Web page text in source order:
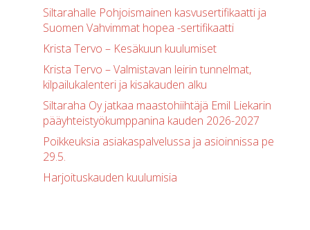
Siltarahalle Pohjoismainen kasvusertifikaatti ja
Suomen Vahvimmat hopea -sertifikaatti
Krista Tervo – Kesäkuun kuulumiset
Krista Tervo – Valmistavan leirin tunnelmat,
kilpailukalenteri ja kisakauden alku
Siltaraha Oy jatkaa maastohiihtäjä Emil Liekarin
pääyhteistyökumppanina kauden 2026-2027
Poikkeuksia asiakaspalvelussa ja asioinnissa pe
29.5.
Harjoituskauden kuulumisia